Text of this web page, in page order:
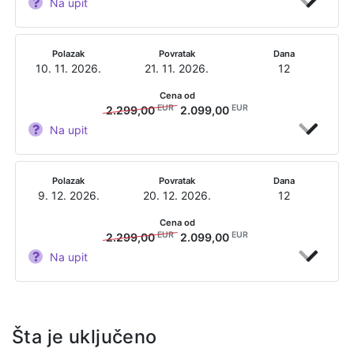
Polazak
10. 11. 2026.
Povratak
21. 11. 2026.
Dana
12
Na upit
Cena od
2.299,00EUR 2.099,00 EUR
Polazak
9. 12. 2026.
Povratak
20. 12. 2026.
Dana
12
Na upit
Cena od
2.299,00EUR 2.099,00 EUR
Šta je uključeno